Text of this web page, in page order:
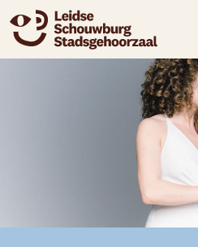
naar agenda